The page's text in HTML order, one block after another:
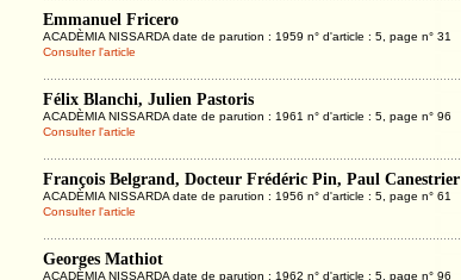
Emmanuel Fricero
ACADÈMIA NISSARDA date de parution : 1959 n° d'article : 5, page n° 31
Consulter l'article
Félix Blanchi, Julien Pastoris
ACADÈMIA NISSARDA date de parution : 1961 n° d'article : 5, page n° 96
Consulter l'article
François Belgrand, Docteur Frédéric Pin, Paul Canestrier
ACADÈMIA NISSARDA date de parution : 1956 n° d'article : 5, page n° 61
Consulter l'article
Georges Mathiot
ACADÈMIA NISSARDA date de parution : 1962 n° d'article : 5, page n° 96